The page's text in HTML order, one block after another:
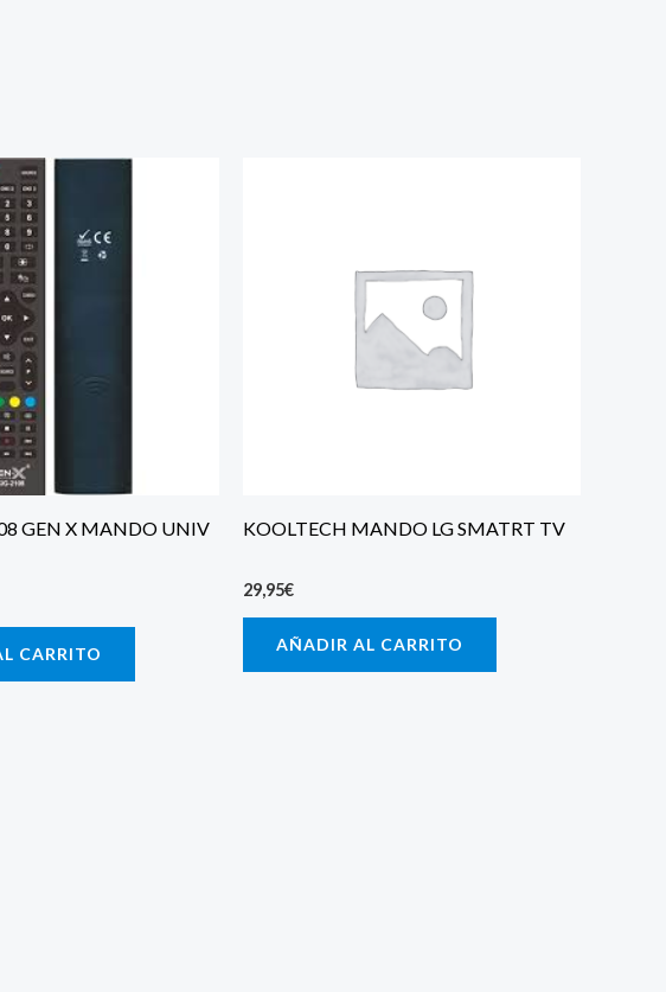
GEN X MANDO UNIV
CARRITO
KOOLTECH MANDO LG SMATRT TV
29,95€
AÑADIR AL CARRITO